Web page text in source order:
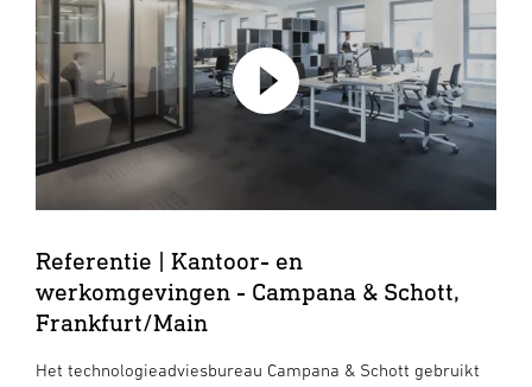
Referentie | Kantoor- en
werkomgevingen - Campana & Schott,
Frankfurt/Main
Het technologieadviesbureau Campana & Schott gebruikt